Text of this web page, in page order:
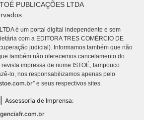
PUBLICAÇÕES LTDA
é um portal digital independente e sem
com a EDITORA TRES COMÉRCIO DE
judicial). Informamos também que não
também não oferecemos cancelamento do
impressa de nome ISTOÉ, tampouco
lo, nos responsabilizamos apenas pelo
” e seus respectivos sites.
Assessoria de Imprensa: